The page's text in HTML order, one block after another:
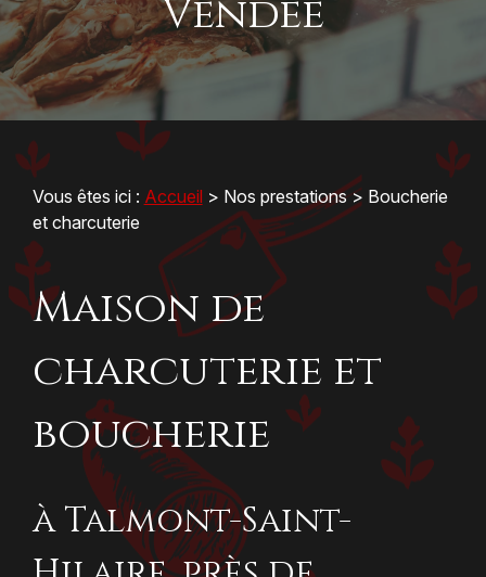
Vendée
Vous êtes ici : Accueil > Nos prestations> Boucherie
et charcuterie
Maison de
charcuterie et
boucherie
à Talmont-Saint-